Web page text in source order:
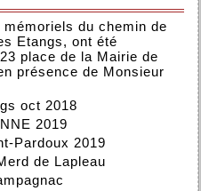
du chemin de
Etangs, ont été
place de la Mairie de
présence de Monsieur
oct 2018
2019
Pardoux 2019
de Lapleau